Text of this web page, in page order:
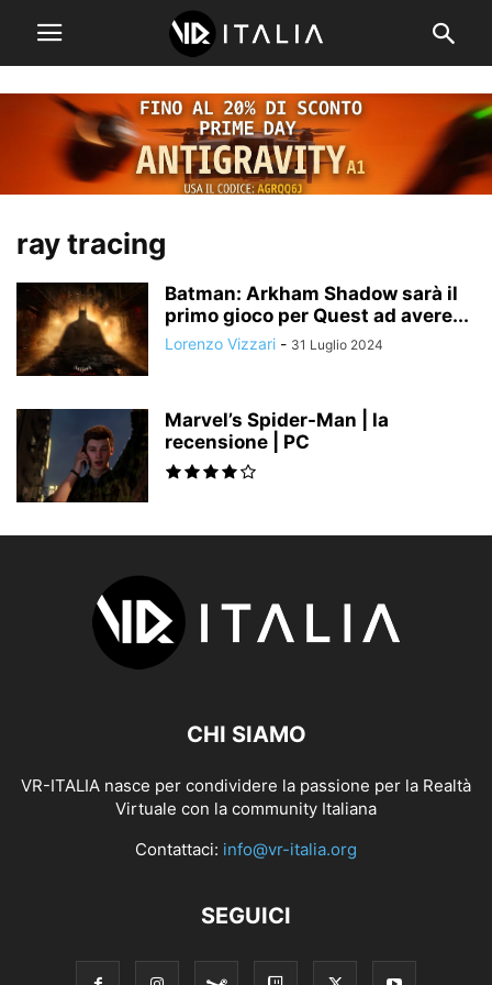
ray tracing
Batman: Arkham Shadow sarà il
primo gioco per Quest ad avere...
Lorenzo Vizzari - 31 Luglio 2024
Marvel’s Spider-Man | la
recensione | PC
CHI SIAMO
VR-ITALIA nasce per condividere la passione per la Realtà
Virtuale con la community Italiana
Contattaci: info@vr-italia.org
SEGUICI